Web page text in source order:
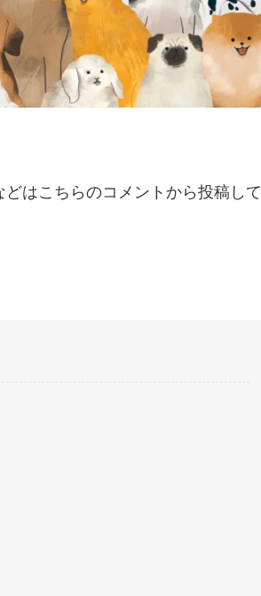
はこちらのコメントから投稿して